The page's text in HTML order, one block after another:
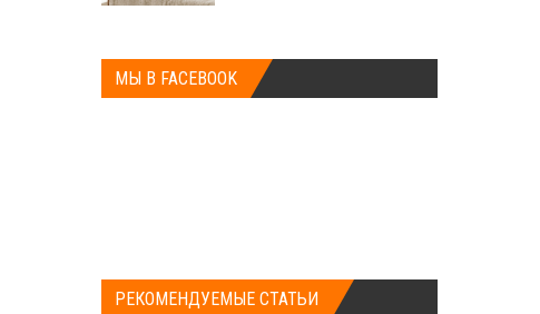
МЫ В FACEBOOK
РЕКОМЕНДУЕМЫЕ СТАТЬИ